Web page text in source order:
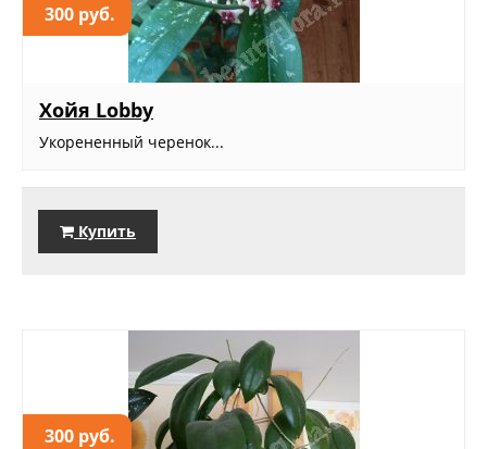
300 руб.
Хойя Lobby
Укорененный черенок...
Купить
300 руб.